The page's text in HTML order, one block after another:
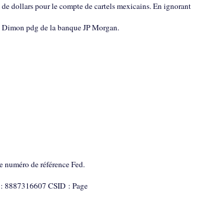
dollars pour le compte de cartels mexicains. En ignorant
pdg de la banque JP Morgan.
de référence Fed.
CSID : Page